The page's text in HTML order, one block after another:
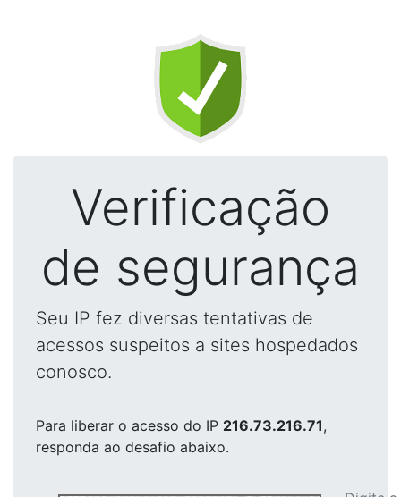
Verificação
de segurança
Seu IP fez diversas tentativas de
acessos suspeitos a sites hospedados
conosco.
Para liberar o acesso do IP 216.73.216.71,
responda ao desafio abaixo.